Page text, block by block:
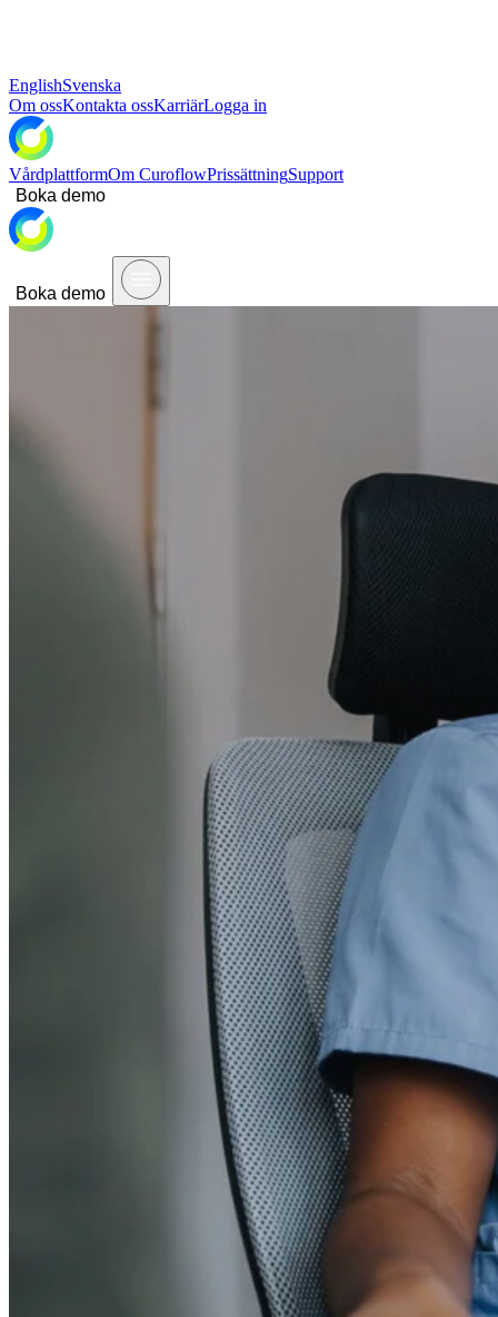
EnglishSvenska
Om ossKontakta ossKarriärLogga in
VårdplattformOm CuroflowPrissättningSupport
Boka demo
Boka demo